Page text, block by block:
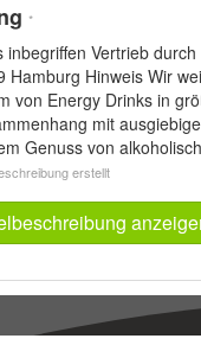
*
inbegriffen Vertrieb
Hamburg Hinweis Wir
von Energy Drinks in
mit
Genuss von
erstellt